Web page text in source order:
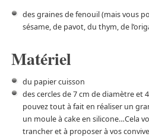
des graines de fenouil (mais vous
sésame, de pavot, du thym, de
Matériel
du papier cuisson
des cercles de 7 cm de diamètre et
pouvez tout à fait en réaliser un
un moule à cake en silicone…Cela
trancher et à proposer à vos